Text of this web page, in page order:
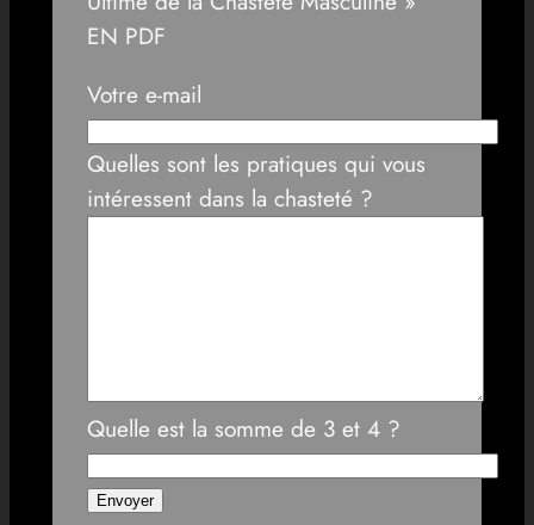
EN PDF
Votre e-mail
Quelles sont les pratiques qui vous
intéressent dans la chasteté ?
Quelle est la somme de 3 et 4 ?